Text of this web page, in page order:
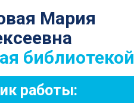
Мария
библиотекой
работы: